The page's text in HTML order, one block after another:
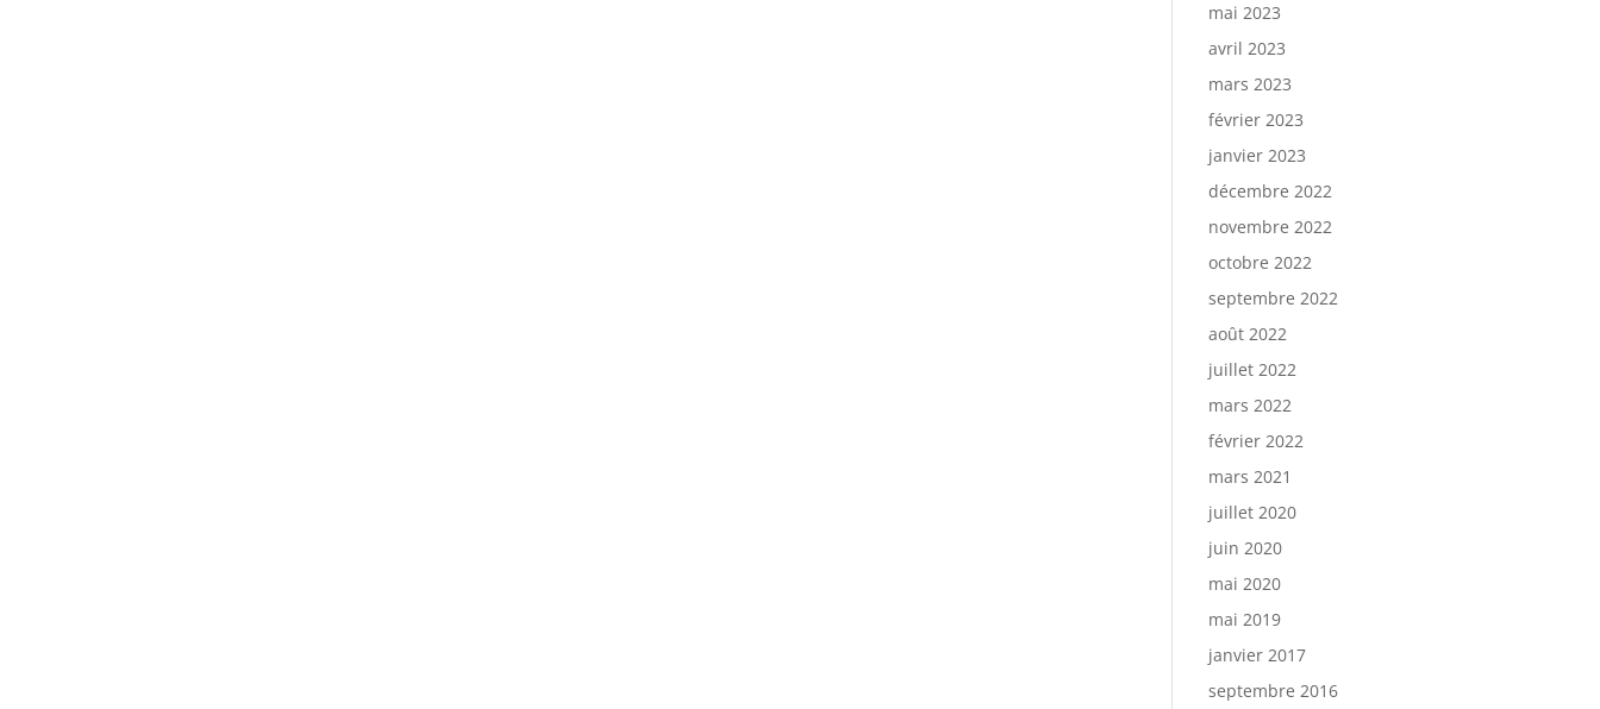
mai 2023
avril 2023
mars 2023
février 2023
janvier 2023
décembre 2022
novembre 2022
octobre 2022
septembre 2022
août 2022
juillet 2022
mars 2022
février 2022
mars 2021
juillet 2020
juin 2020
mai 2020
mai 2019
janvier 2017
septembre 2016